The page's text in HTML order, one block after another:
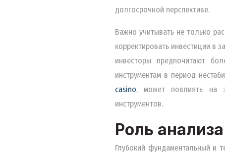
долгосрочной перспективе.
Важно учитывать не только
корректировать инвестиции в
инвесторы предпочитают
инструментам в период
casino, может повлиять на
инструментов.
Роль
Глубокий фундаментальный и